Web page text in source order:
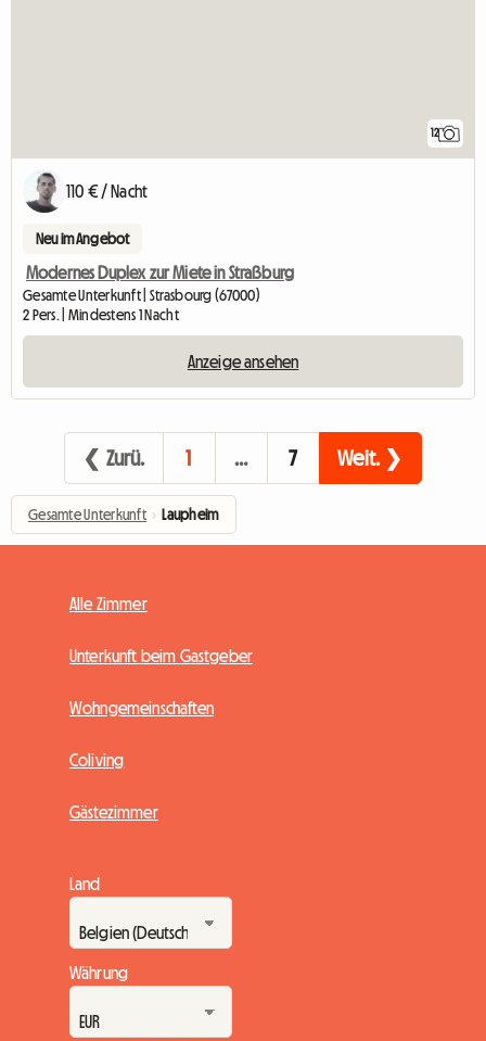
12
110 € / Nacht
Neu im Angebot
Modernes Duplex zur Miete in Straßburg
Gesamte Unterkunft | Strasbourg (67000)
2 Pers. | Mindestens 1 Nacht
Anzeige ansehen
❮ Zurü. 1 … 7 Weit. ❯
Gesamte Unterkunft › Laupheim
Alle Zimmer
Unterkunft beim Gastgeber
Wohngemeinschaften
Coliving
Gästezimmer
Land
Währung